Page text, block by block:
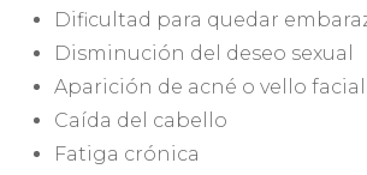
Dificultad para quedar
Disminución del deseo sexual
Aparición de acné o vello facial
Caída del cabello
Fatiga crónica